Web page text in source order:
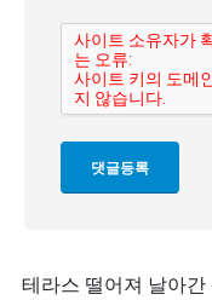
테라스 떨어져 날아